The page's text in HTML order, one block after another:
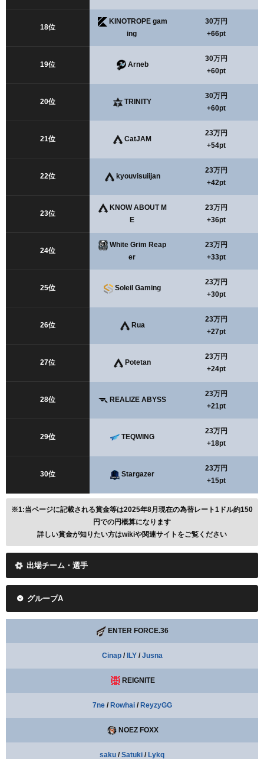
18位
KINOTROPE gam
ing
30万円
+66pt
19位 Arneb
30万円
+60pt
20位 TRINITY
30万円
+60pt
21位 CatJAM
23万円
+54pt
22位 kyouvisuiijan
23万円
+42pt
23位
KNOW ABOUT M
E
23万円
+36pt
24位
White Grim Reap
er
23万円
+33pt
25位 Soleil Gaming
23万円
+30pt
26位 Rua
23万円
+27pt
27位 Potetan
23万円
+24pt
28位 REALIZE ABYSS
23万円
+21pt
29位 TEQWING
23万円
+18pt
30位 Stargazer
23万円
+15pt
※1:当ページに記載される賞金等は2025年8月現在の為替レート1ドル約150
円での円概算になります
詳しい賞金が知りたい方はwikiや関連サイトをご覧ください
出場チーム・選手
グループA
ENTER FORCE.36
Cinap/ ILY/Jusna
REIGNITE
7ne/ Rowhai/ ReyzyGG
NOEZ FOXX
saku /Satuki / Lykq